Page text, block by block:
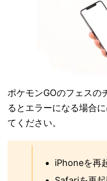
ポケモンGOのフェスの
るとエラーになる場合
てください。
iPhoneを再